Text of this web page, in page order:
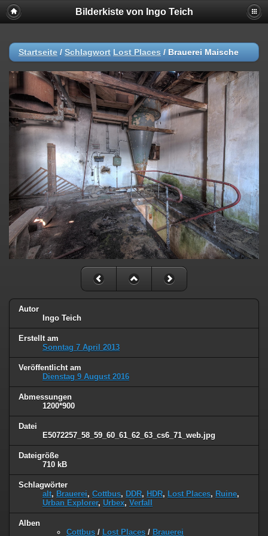
Bilderkiste von Ingo Teich
Startseite / Schlagwort Lost Places / Brauerei Maische
Autor
Ingo Teich
Erstellt am
Sonntag 7 April 2013
Veröffentlicht am
Dienstag 9 August 2016
Abmessungen
1200*900
Datei
E5072257_58_59_60_61_62_63_cs6_71_web.jpg
Dateigröße
710 kB
Schlagwörter
alt, Brauerei, Cottbus, DDR, HDR, Lost Places, Ruine,
Urban Explorer, Urbex, Verfall
Alben
Cottbus / Lost Places / Brauerei